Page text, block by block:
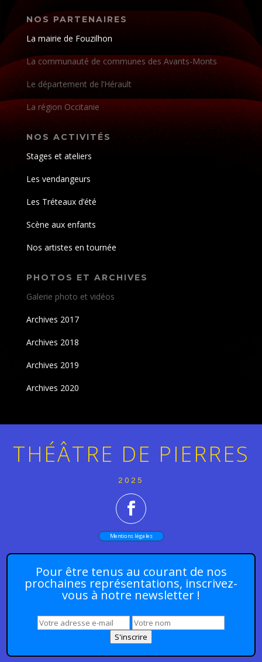
NOS PARTENAIRES
La mairie de Fouzilhon
La communauté de communes des Avants-Monts
Le département de l’Hérault
La région Occitanie
NOS ACTIVITÉS
Stages et ateliers
Les vendangeurs
Les Tréteaux d’été
Scène aux enfants
Nos artistes en tournée
PHOTOS ET ARCHIVES
Galerie photo et vidéos
Archives 2017
Archives 2018
Archives 2019
Archives 2020
THÉÂTRE DE PIERRES
2025
Mentions légales
Pour être tenus au courant de nos
prochaines représentations, inscrivez-
vous à notre newsletter !
S'inscrire